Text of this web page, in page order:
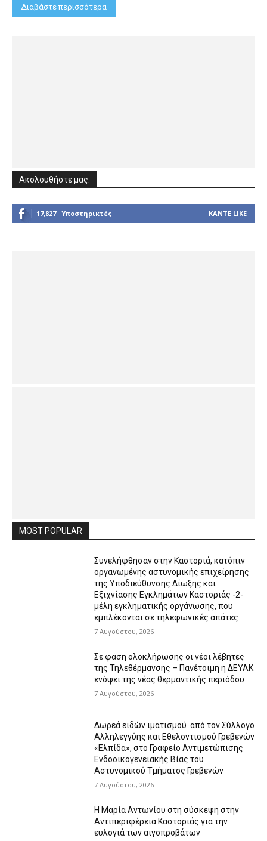
Διαβάστε περισσότερα
Ακολουθήστε μας:
17,827 Υποστηρικτές ΚΆΝΤΕ LIKE
MOST POPULAR
Συνελήφθησαν στην Καστοριά, κατόπιν
οργανωμένης αστυνομικής επιχείρησης
της Υποδιεύθυνσης Δίωξης και
Εξιχνίασης Εγκλημάτων Καστοριάς -2-
μέλη εγκληματικής οργάνωσης, που
εμπλέκονται σε τηλεφωνικές απάτες
7 Αυγούστου, 2026
Σε φάση ολοκλήρωσης οι νέοι λέβητες
της Τηλεθέρμανσης – Πανέτοιμη η ΔΕΥΑΚ
ενόψει της νέας θερμαντικής περιόδου
7 Αυγούστου, 2026
Δωρεά ειδών ιματισμού από τον Σύλλογο
Αλληλεγγύης και Εθελοντισμού Γρεβενών
«Ελπίδα», στο Γραφείο Αντιμετώπισης
Ενδοοικογενειακής Βίας του
Αστυνομικού Τμήματος Γρεβενών
7 Αυγούστου, 2026
Η Μαρία Αντωνίου στη σύσκεψη στην
Αντιπεριφέρεια Καστοριάς για την
ευλογιά των αιγοπροβάτων